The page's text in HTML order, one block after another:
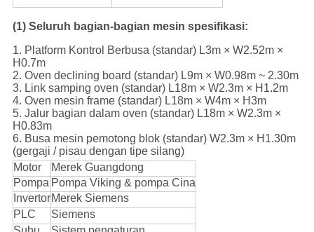
(1) Seluruh bagian-bagian mesin spesifikasi:
1. Platform Kontrol Berbusa (standar) L3m × W2.52m ×
H0.7m
2. Oven declining board (standar) L9m × W0.98m ~ 2.30m
3. Link samping oven (standar) L18m × W2.3m × H1.2m
4. Oven mesin frame (standar) L18m × W4m × H3m
5. Jalur bagian dalam oven (standar) L18m × W2.3m ×
H0.83m
6. Busa mesin pemotong blok (standar) W2.3m × H1.30m
(gergaji / pisau dengan tipe silang)
Motor
Merek Guangdong
Pompa Pompa Viking & pompa Cina
InvertorMerek Siemens
PLC
Siemens